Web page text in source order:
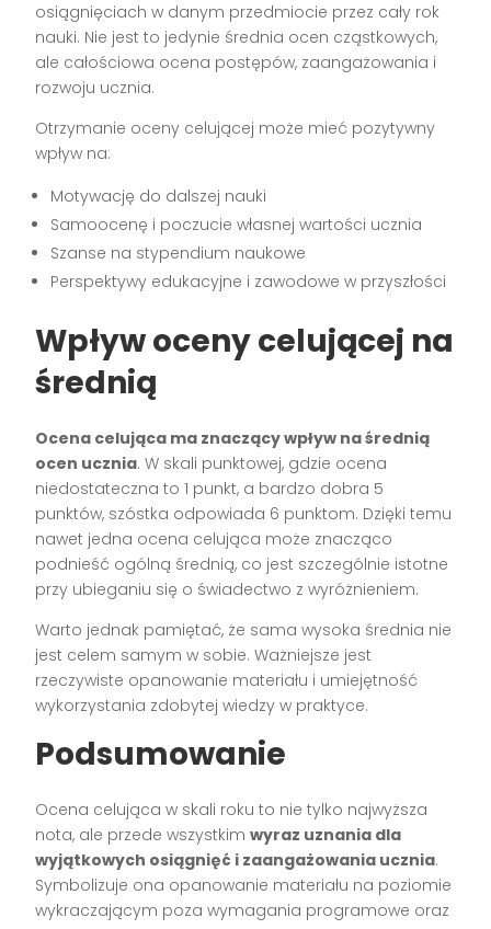
osiągnięciach w danym przedmiocie przez cały rok
nauki. Nie jest to jedynie średnia ocen cząstkowych,
ale całościowa ocena postępów, zaangażowania i
rozwoju ucznia.
Otrzymanie oceny celującej może mieć pozytywny
wpływ na:
Motywację do dalszej nauki
Samoocenę i poczucie własnej wartości ucznia
Szanse na stypendium naukowe
Perspektywy edukacyjne i zawodowe w przyszłości
Wpływ oceny celującej na
średnią
Ocena celująca ma znaczący wpływ na średnią
ocen ucznia. W skali punktowej, gdzie ocena
niedostateczna to 1 punkt, a bardzo dobra 5
punktów, szóstka odpowiada 6 punktom. Dzięki temu
nawet jedna ocena celująca może znacząco
podnieść ogólną średnią, co jest szczególnie istotne
przy ubieganiu się o świadectwo z wyróżnieniem.
Warto jednak pamiętać, że sama wysoka średnia nie
jest celem samym w sobie. Ważniejsze jest
rzeczywiste opanowanie materiału i umiejętność
wykorzystania zdobytej wiedzy w praktyce.
Podsumowanie
Ocena celująca w skali roku to nie tylko najwyższa
nota, ale przede wszystkimwyraz uznania dla
wyjątkowych osiągnięć i zaangażowania ucznia.
Symbolizuje ona opanowanie materiału na poziomie
wykraczającym poza wymagania programowe oraz